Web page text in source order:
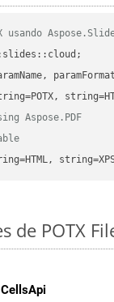
usando
Aspose.PDF
de POTX